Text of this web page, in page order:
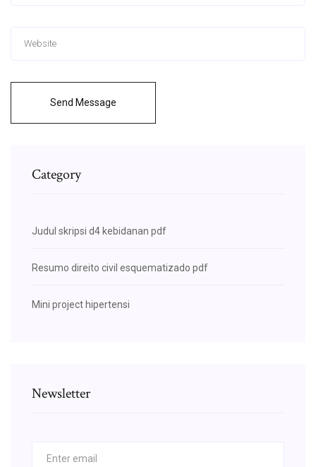
Send Message
Category
Judul skripsi d4 kebidanan pdf
Resumo direito civil esquematizado pdf
Mini project hipertensi
Newsletter